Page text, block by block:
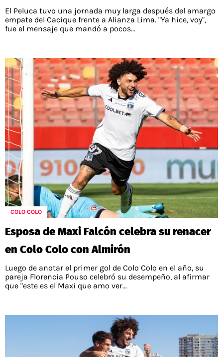
El Peluca tuvo una jornada muy larga después del amargo
empate del Cacique frente a Alianza Lima. "Ya hice, voy",
fue el mensaje que mandó a pocos...
COLO COLO
Esposa de Maxi Falcón celebra su renacer
en Colo Colo con Almirón
Luego de anotar el primer gol de Colo Colo en el año, su
pareja Florencia Pouso celebró su desempeño, al afirmar
que "este es el Maxi que amo ver...